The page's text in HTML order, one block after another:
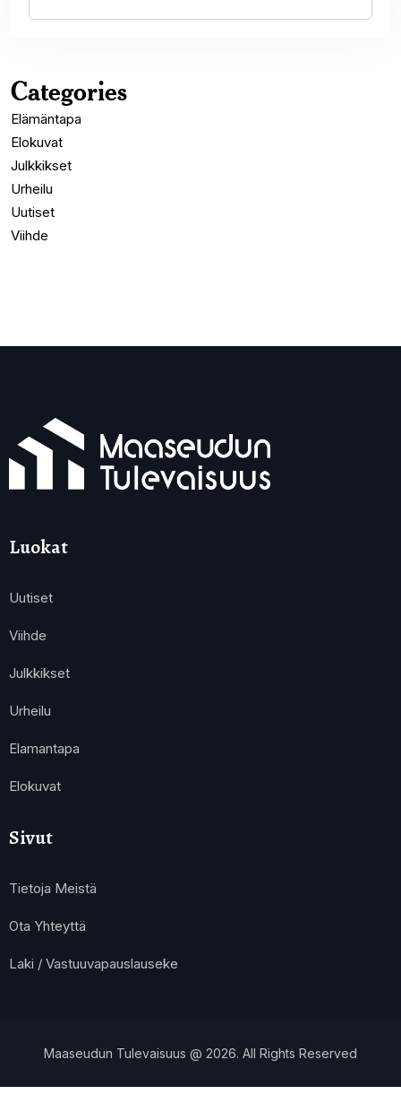
Categories
Elämäntapa
Elokuvat
Julkkikset
Urheilu
Uutiset
Viihde
Luokat
Uutiset
Viihde
Julkkikset
Urheilu
Elamantapa
Elokuvat
Sivut
Tietoja Meistä
Ota Yhteyttä
Laki / Vastuuvapauslauseke
Maaseudun Tulevaisuus @ 2026. All Rights Reserved